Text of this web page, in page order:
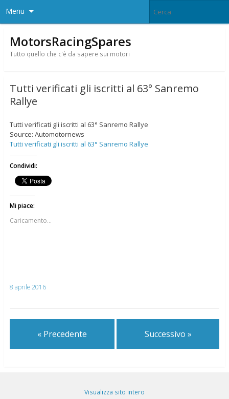
Menu
MotorsRacingSpares
Tutto quello che c'è da sapere sui motori
Tutti verificati gli iscritti al 63° Sanremo
Rallye
Tutti verificati gli iscritti al 63° Sanremo Rallye
Source: Automotornews
Tutti verificati gli iscritti al 63° Sanremo Rallye
Condividi:
Mi piace:
Caricamento...
8 aprile 2016
« Precedente Successivo »
Visualizza sito intero